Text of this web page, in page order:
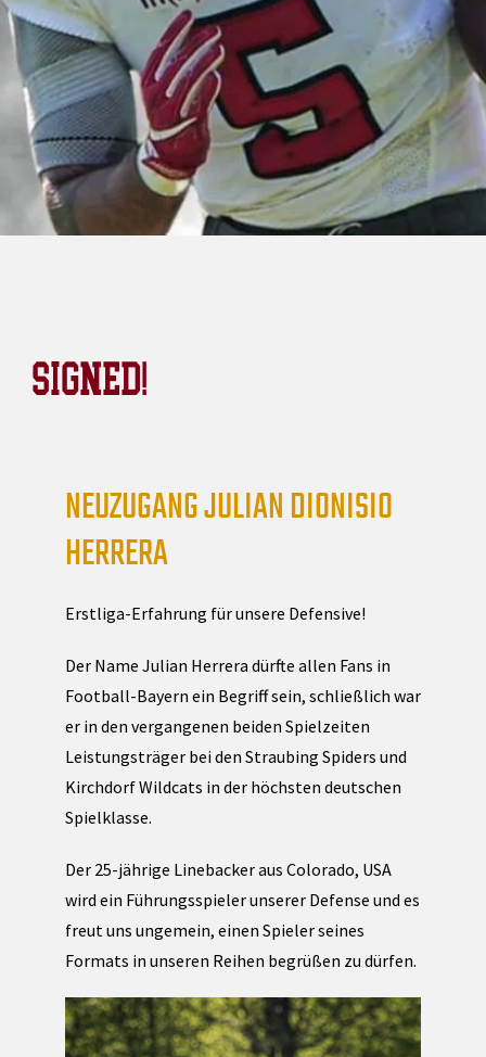
SIGNED!
NEUZUGANG JULIAN DIONISIO
HERRERA
Erstliga-Erfahrung für unsere Defensive!
Der Name Julian Herrera dürfte allen Fans in
Football-Bayern ein Begriff sein, schließlich war
er in den vergangenen beiden Spielzeiten
Leistungsträger bei den Straubing Spiders und
Kirchdorf Wildcats in der höchsten deutschen
Spielklasse.
Der 25-jährige Linebacker aus Colorado, USA
wird ein Führungsspieler unserer Defense und es
freut uns ungemein, einen Spieler seines
Formats in unseren Reihen begrüßen zu dürfen.